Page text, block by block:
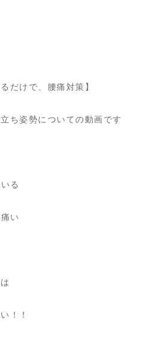
だけで、腰痛対策】
ち姿勢についての動画です
る
い
！！